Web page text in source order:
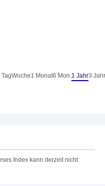
TagWoche1 Monat6 Mon.1 Jahr3
Index kann derzeit nicht